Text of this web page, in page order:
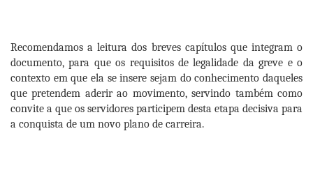
Recomendamos a leitura dos breves capítulos que integram o
documento, para que os requisitos de legalidade da greve e o
contexto em que ela se insere sejam do conhecimento daqueles
que pretendem aderir ao movimento, servindo também como
convite a que os servidores participem desta etapa decisiva para
a conquista de um novo plano de carreira.